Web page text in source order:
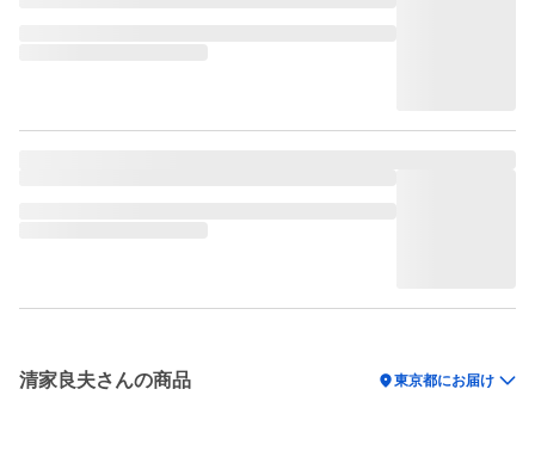
清家良夫さんの商品 location_on東京都にお届け